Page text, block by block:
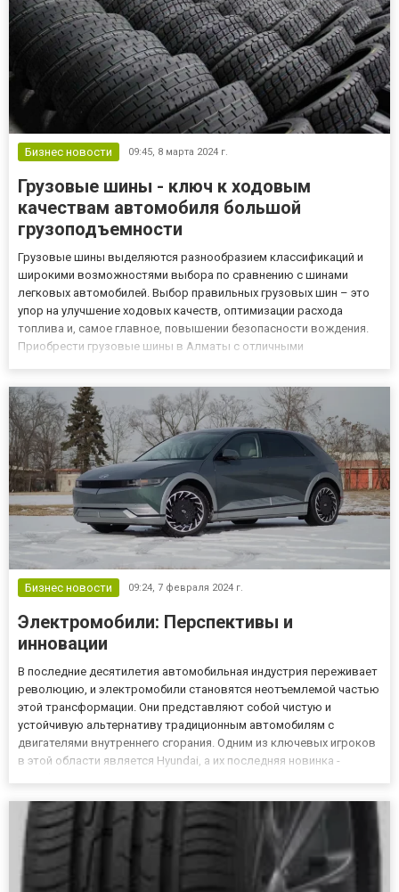
Бизнес новости 09:45, 8 марта 2024 г.
Грузовые шины - ключ к ходовым
качествам автомобиля большой
грузоподъемности
Грузовые шины выделяются разнообразием классификаций и
широкими возможностями выбора по сравнению с шинами
легковых автомобилей. Выбор правильных грузовых шин – это
упор на улучшение ходовых качеств, оптимизации расхода
топлива и, самое главное, повышении безопасности вождения.
Приобрести грузовые шины в Алматы с отличными
учетом надежности и униве...
Бизнес новости 09:24, 7 февраля 2024 г.
Электромобили: Перспективы и
инновации
В последние десятилетия автомобильная индустрия переживает
революцию, и электромобили становятся неотъемлемой частью
этой трансформации. Они представляют собой чистую и
устойчивую альтернативу традиционным автомобилям с
двигателями внутреннего сгорания. Одним из ключевых игроков
в этой области является Hyundai, а их последняя новинка -
транс...